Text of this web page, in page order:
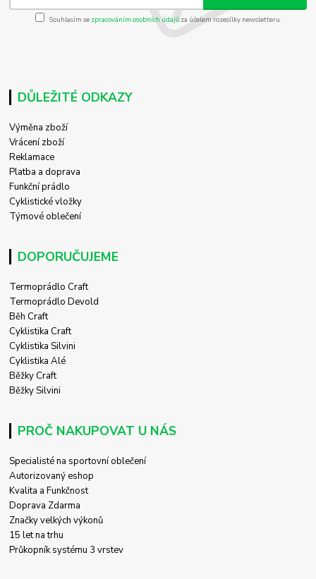
Souhlasím se zpracováním osobních údajůza účelem rozesílky newsletteru.
DŮLEŽITÉ ODKAZY
Výměna zboží
Vrácení zboží
Reklamace
Platba a doprava
Funkční prádlo
Cyklistické vložky
Týmové oblečení
DOPORUČUJEME
Termoprádlo Craft
Termoprádlo Devold
Běh Craft
Cyklistika Craft
Cyklistika Silvini
Cyklistika Alé
Běžky Craft
Běžky Silvini
PROČ NAKUPOVAT U NÁS
Specialisté na sportovní oblečení
Autorizovaný eshop
Kvalita a Funkčnost
Doprava Zdarma
Značky velkých výkonů
15 let na trhu
Průkopník systému 3 vrstev